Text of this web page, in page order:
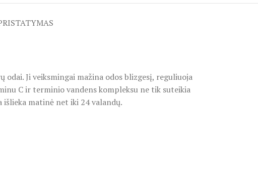
Ji veiksmingai mažina odos blizgesį, reguliuoja
C ir terminio vandens kompleksu ne tik suteikia
matinė net iki 24 valandų.